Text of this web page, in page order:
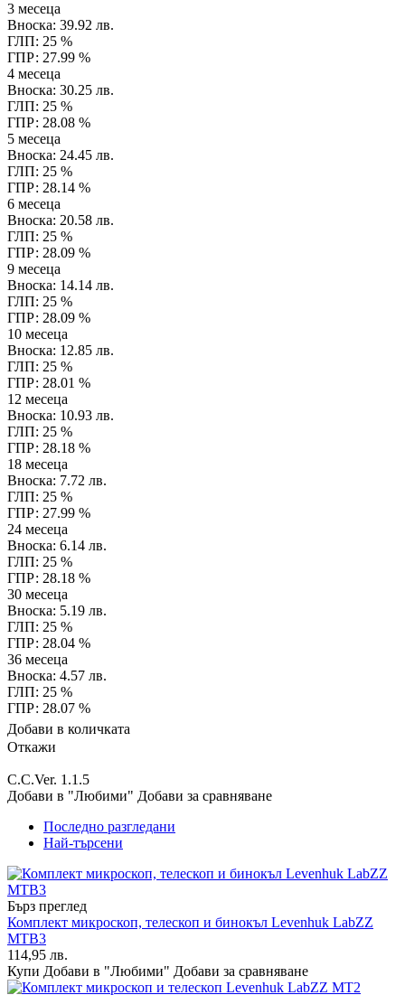
3 месеца
Вноска: 39.92 лв.
ГЛП: 25 %
ГПР: 27.99 %
4 месеца
Вноска: 30.25 лв.
ГЛП: 25 %
ГПР: 28.08 %
5 месеца
Вноска: 24.45 лв.
ГЛП: 25 %
ГПР: 28.14 %
6 месеца
Вноска: 20.58 лв.
ГЛП: 25 %
ГПР: 28.09 %
9 месеца
Вноска: 14.14 лв.
ГЛП: 25 %
ГПР: 28.09 %
10 месеца
Вноска: 12.85 лв.
ГЛП: 25 %
ГПР: 28.01 %
12 месеца
Вноска: 10.93 лв.
ГЛП: 25 %
ГПР: 28.18 %
18 месеца
Вноска: 7.72 лв.
ГЛП: 25 %
ГПР: 27.99 %
24 месеца
Вноска: 6.14 лв.
ГЛП: 25 %
ГПР: 28.18 %
30 месеца
Вноска: 5.19 лв.
ГЛП: 25 %
ГПР: 28.04 %
36 месеца
Вноска: 4.57 лв.
ГЛП: 25 %
ГПР: 28.07 %
Добави в количката
Откажи
C.C.Ver. 1.1.5
Добави в "Любими" Добави за сравняване
Последно разгледани
Най-търсени
Бърз преглед
Комплект микроскоп, телескоп и бинокъл Levenhuk LabZZ
MTB3
114,95 лв.
Купи Добави в "Любими" Добави за сравняване